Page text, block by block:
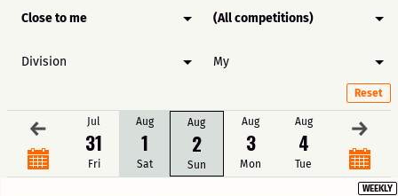
Close to me (All competitions)
Division My
Reset
← Jul
31
Fri
Aug
1
Sat
Aug
2
Sun
Aug
3
Mon
Aug
4
Tue
→
WEEKLY